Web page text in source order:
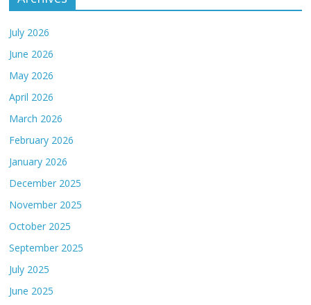
July 2026
June 2026
May 2026
April 2026
March 2026
February 2026
January 2026
December 2025
November 2025
October 2025
September 2025
July 2025
June 2025